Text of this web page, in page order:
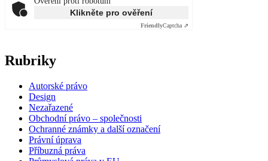
Klikněte pro ověření
FriendlyCaptcha ⇗
Rubriky
Autorské právo
Design
Nezařazené
Obchodní právo – společnosti
Ochranné známky a další označení
Právní úprava
Příbuzná práva